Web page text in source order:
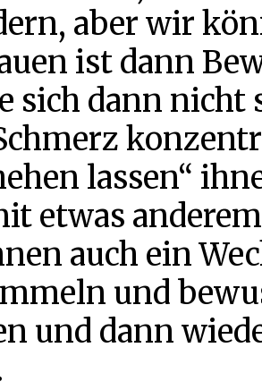
aber wir
ist dann
sich dann nicht
lassen“
etwas
auch ein
und
und dann